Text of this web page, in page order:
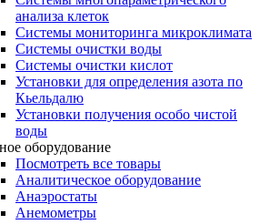
анализа клеток
Системы мониторинга микроклимата
Системы очистки воды
Системы очистки кислот
Установки для определения азота по
Кьельдалю
Установки получения особо чистой
воды
оборудование
Посмотреть все товары
Аналитическое оборудование
Анаэростаты
Анемометры